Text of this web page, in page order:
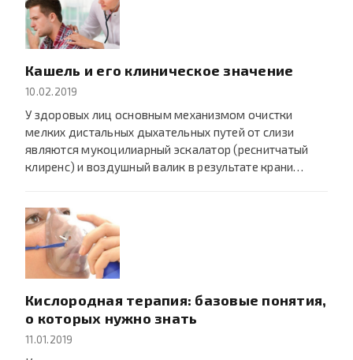
Кашель и его клиническое значение
10.02.2019
У здоровых лиц основным механизмом очистки
мелких дистальных дыхательных путей от слизи
являются мукоцилиарный эскалатор (реснитчатый
клиренс) и воздушный валик в результате крани…
Кислородная терапия: базовые понятия,
о которых нужно знать
11.01.2019